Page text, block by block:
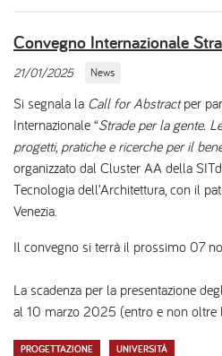
Convegno Internazionale
21/01/2025 News
Si segnala la Call for Abstractper
Internazionale “Strade per la gente.
progetti, pratiche e ricerche per il
organizzato dal Cluster AA della
Tecnologia dell’Architettura, con il
Venezia.
Il convegno si terrà il prossimo 07
La scadenza per la presentazione
al 10 marzo 2025 (entro e non oltre
PROGETTAZIONE UNIVERSITÀ